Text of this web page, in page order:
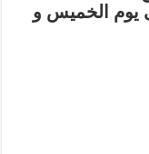
يوم الخميس و